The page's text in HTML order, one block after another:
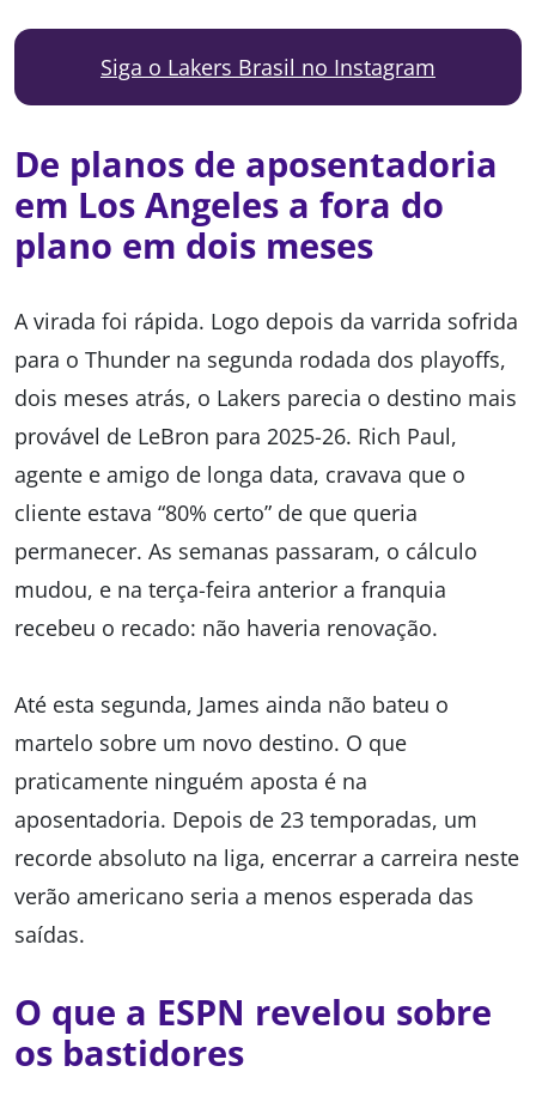
Siga o Lakers Brasil no Instagram
De planos de aposentadoria
em Los Angeles a fora do
plano em dois meses
A virada foi rápida. Logo depois da varrida sofrida
para o Thunder na segunda rodada dos playoffs,
dois meses atrás, o Lakers parecia o destino mais
provável de LeBron para 2025-26. Rich Paul,
agente e amigo de longa data, cravava que o
cliente estava “80% certo” de que queria
permanecer. As semanas passaram, o cálculo
mudou, e na terça-feira anterior a franquia
recebeu o recado: não haveria renovação.
Até esta segunda, James ainda não bateu o
martelo sobre um novo destino. O que
praticamente ninguém aposta é na
aposentadoria. Depois de 23 temporadas, um
recorde absoluto na liga, encerrar a carreira neste
verão americano seria a menos esperada das
saídas.
O que a ESPN revelou sobre
os bastidores